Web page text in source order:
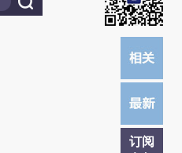
订阅